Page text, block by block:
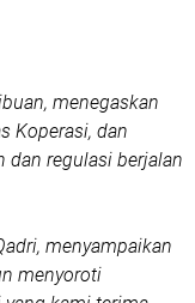
menegaskan
Koperasi, dan
dan regulasi berjalan
menyampaikan
menyoroti